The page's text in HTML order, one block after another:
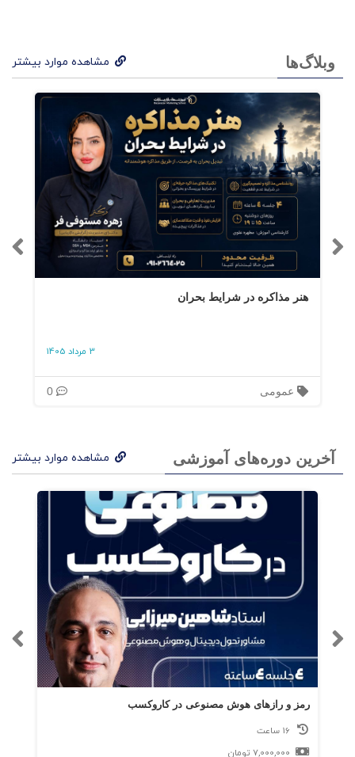
وبلاگ‌ها مشاهده موارد بیشتر
هنر مذاکره در شرایط بحران
3 مرداد 1405
عمومی
آخرین دوره‌های آموزشی مشاهده موارد بیشتر
رمز و رازهای هوش مصنوعی در کاروکسب
7,000,000 تومان